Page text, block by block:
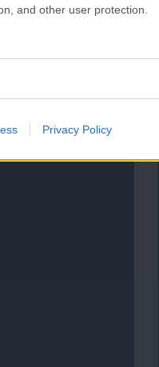
and other user protection.
Privacy Policy